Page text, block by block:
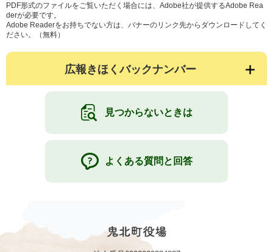
PDF形式のファイルをご覧いただく場合には、Adobe社が提供するAdobe Rea
derが必要です。
Adobe Readerをお持ちでない方は、バナーのリンク先からダウンロードしてく
ださい。（無料）
広報きほくバックナンバー
見つからないときは
よくある質問と回答